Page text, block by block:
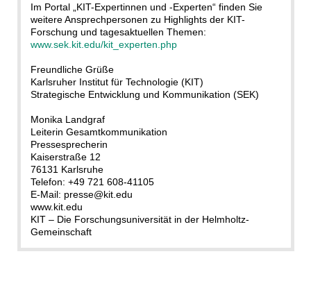
Im Portal „KIT-Expertinnen und -Experten“ finden Sie
weitere Ansprechpersonen zu Highlights der KIT-
Forschung und tagesaktuellen Themen:
www.sek.kit.edu/kit_experten.php
Freundliche Grüße
Karlsruher Institut für Technologie (KIT)
Strategische Entwicklung und Kommunikation (SEK)
Monika Landgraf
Leiterin Gesamtkommunikation
Pressesprecherin
Kaiserstraße 12
76131 Karlsruhe
Telefon: +49 721 608-41105
E-Mail: presse@kit.edu
www.kit.edu
KIT – Die Forschungsuniversität in der Helmholtz-
Gemeinschaft